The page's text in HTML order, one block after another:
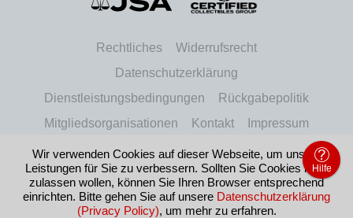
Wir verwenden Cookies auf dieser Webseite, um unsere
Leistungen für Sie zu verbessern. Sollten Sie Cookies nicht
zulassen wollen, können Sie Ihren Browser entsprechend
einrichten. Bitte gehen Sie auf unsere Datenschutzerklärung
(Privacy Policy), um mehr zu erfahren.
Rechtliches
Widerrufsrecht
Datenschutzerklärung
Dienstleistungsbedingungen
Rückgabepolitik
Mitgliedsorganisationen
Kontakt Impressum
© 2026 Certified Guaranty Company, LLC.
Deutschland
Hilfe